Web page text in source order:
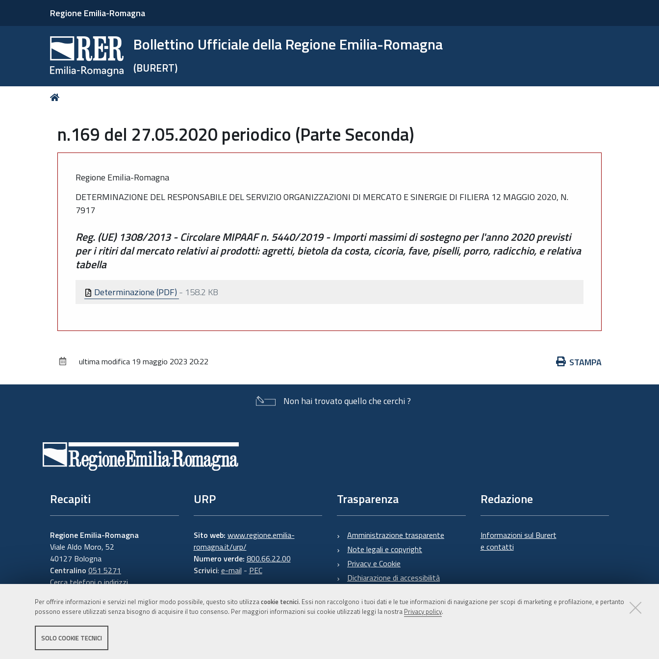
Per offrire informazioni e servizi nel miglior modo possibile, questo sito utilizzacookie tecnici. Essi non raccolgono i tuoi dati e le tue informazioni di navigazione per scopi di marketing e profilazione, e pertanto
possono essere utilizzati senza bisogno di acquisire il tuo consenso. Per maggiori informazioni sui cookie utilizzati leggi la nostra Privacy policy.
SOLO COOKIE TECNICI
Regione Emilia-Romagna
Bollettino Ufficiale della Regione Emilia-Romagna
(BURERT)
Tu
n.169 del 27.05.2020 periodico (Parte Seconda)
Regione Emilia-Romagna
DETERMINAZIONE DEL RESPONSABILE DEL SERVIZIO ORGANIZZAZIONI DI MERCATO E SINERGIE DI FILIERA 12 MAGGIO 2020, N.
7917
Reg. (UE) 1308/2013 - Circolare MIPAAF n. 5440/2019 - Importi massimi di sostegno per l'anno 2020 previsti
per i ritiri dal mercato relativi ai prodotti: agretti, bietola da costa, cicoria, fave, piselli, porro, radicchio, e relativa
tabella
Determinazione (PDF) - 158.2 KB
Azioni
documento
STAMPA
ultima modifica 19 maggio 2023 20:22
Non hai trovato quello che cerchi ?
Recapiti
Regione Emilia-Romagna
Viale Aldo Moro, 52
40127 Bologna
Centralino 051 5271
Cerca telefoni o indirizzi
URP
Sito web: www.regione.emilia-
romagna.it/urp/
Numero verde: 800.66.22.00
Scrivici: e-mail - PEC
Trasparenza
Amministrazione trasparente
Note legali e copyright
Privacy e Cookie
Dichiarazione di accessibilità
Redazione
Informazioni sul Burert
e contatti